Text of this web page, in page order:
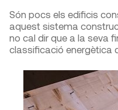
Són pocs els edificis
aquest sistema
no cal dir que a la seva
classificació energètica